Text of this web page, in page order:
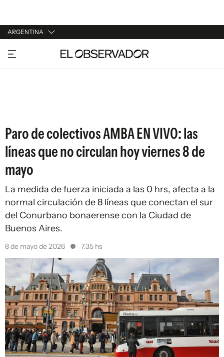
ARGENTINA
URUGUAY
ARGENTINA
Paro de colectivos AMBA EN VIVO: las
líneas que no circulan hoy viernes 8 de
mayo
La medida de fuerza iniciada a las 0 hrs, afecta a la
normal circulación de 8 líneas que conectan el sur
del Conurbano bonaerense con la Ciudad de
Buenos Aires.
8 de mayo de 2026 7:35 hs